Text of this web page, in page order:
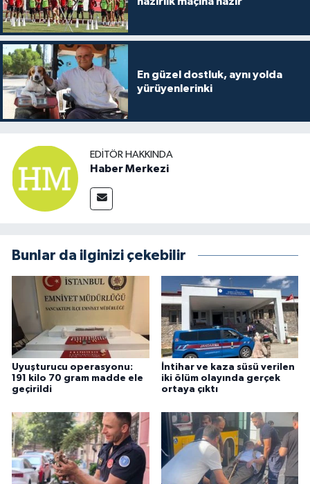
En güzel dostluk, aynı yolda
yürüyenlerinki
EDITÖR HAKKINDA
Haber Merkezi
Bunlar da ilginizi çekebilir
Uyuşturucu operasyonu:
191 kilo 70 gram madde ele
geçirildi
İntihar ve kaza süsü verilen
iki ölüm olayında gerçek
ortaya çıktı